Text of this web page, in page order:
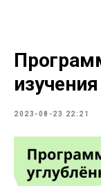
2023-08-23 22:21